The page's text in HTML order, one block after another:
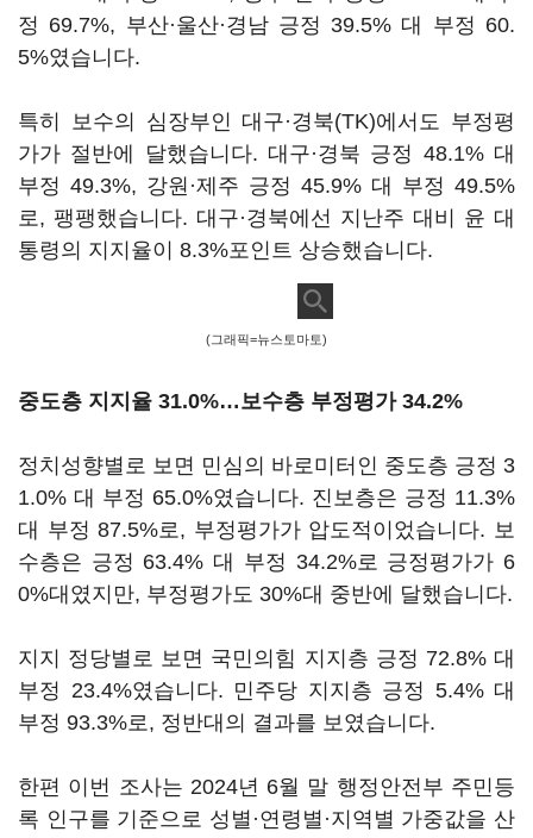
정 69.7%, 부산·울산·경남 긍정 39.5% 대 부정 60.
5%였습니다.
특히 보수의 심장부인 대구·경북(TK)에서도 부정평
가가 절반에 달했습니다. 대구·경북 긍정 48.1% 대
부정 49.3%, 강원·제주 긍정 45.9% 대 부정 49.5%
로, 팽팽했습니다. 대구·경북에선 지난주 대비 윤 대
통령의 지지율이 8.3%포인트 상승했습니다.
(그래픽=뉴스토마토)
중도층 지지율 31.0%…보수층 부정평가 34.2%
정치성향별로 보면 민심의 바로미터인 중도층 긍정 3
1.0% 대 부정 65.0%였습니다. 진보층은 긍정 11.3%
대 부정 87.5%로, 부정평가가 압도적이었습니다. 보
수층은 긍정 63.4% 대 부정 34.2%로 긍정평가가 6
0%대였지만, 부정평가도 30%대 중반에 달했습니다.
지지 정당별로 보면 국민의힘 지지층 긍정 72.8% 대
부정 23.4%였습니다. 민주당 지지층 긍정 5.4% 대
부정 93.3%로, 정반대의 결과를 보였습니다.
한편 이번 조사는 2024년 6월 말 행정안전부 주민등
록 인구를 기준으로 성별·연령별·지역별 가중값을 산